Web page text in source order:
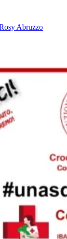
Abruzzo